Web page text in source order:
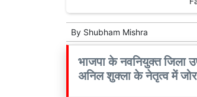
By Shubham Mishra
भाजपा के नवनियुक्त जिला
अनिल शुक्ला के नेतृत्व में